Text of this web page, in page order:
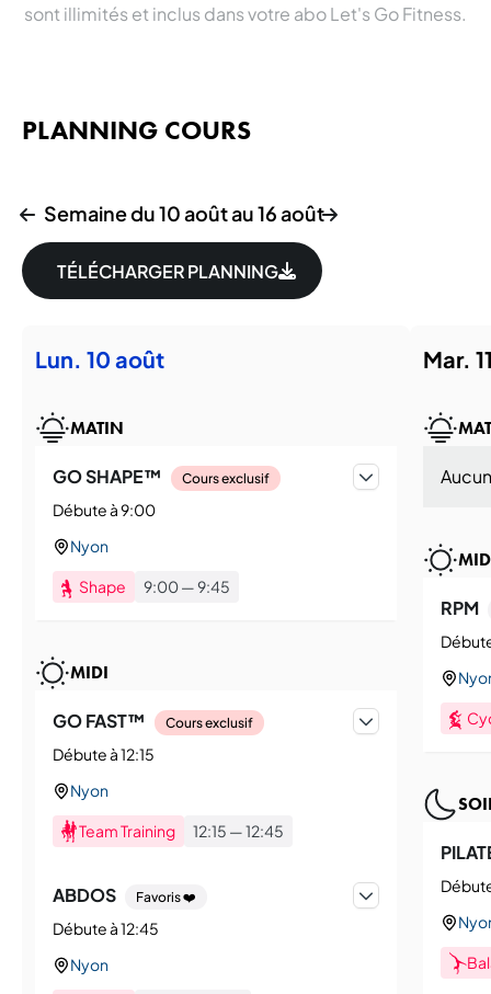
sont illimités et inclus dans votre abo Let's Go Fitness.
PLANNING COURS
Semaine du 10 août au 16 août
TÉLÉCHARGER PLANNING
lun. 10 août
MATIN
GO SHAPE™ Cours exclusif
Débute à 9:00
Nyon
Shape 9:00—9:45
MIDI
GO FAST™ Cours exclusif
Débute à 12:15
Nyon
Team Training 12:15 —12:45
ABDOS Favoris ❤️
Débute à 12:45
Nyon
mar.
RPM